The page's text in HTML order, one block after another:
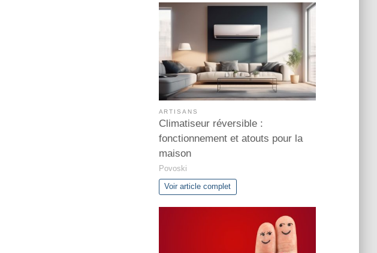
ARTISANS
Climatiseur réversible :
fonctionnement et atouts pour la
maison
Povoski
Voir article complet